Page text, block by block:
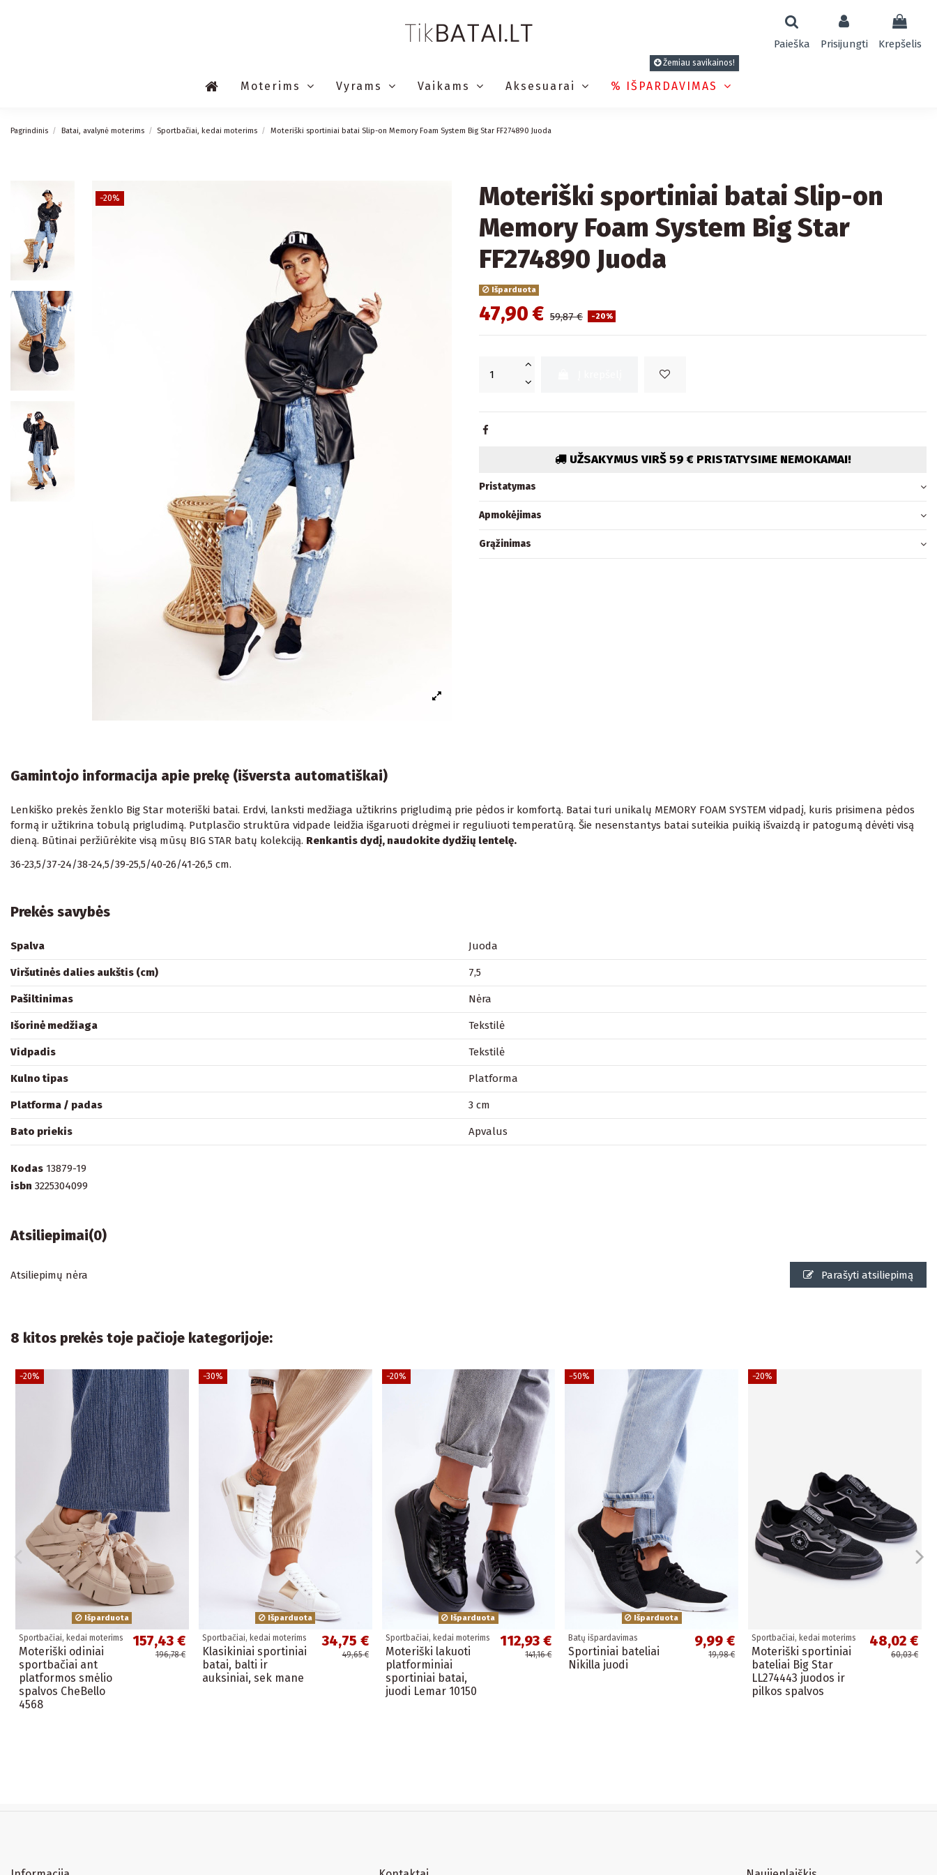
Paieška Prisijungti Krepšelis
Moterims Vyrams Vaikams Aksesuarai % IŠPARDAVIMAS
Žemiau savikainos!
Pagrindinis Batai, avalynė moterims Sportbačiai, kedai moterims Moteriški sportiniai batai Slip-on Memory Foam System Big Star FF274890 Juoda
−20%
Moteriški sportiniai batai Slip-on
Memory Foam System Big Star
FF274890 Juoda
Išparduota
47,90 € 59,87 € -20%
UŽSAKYMUS VIRŠ 59 € PRISTATYSIME NEMOKAMAI!
Pristatymas
Apmokėjimas
Grąžinimas
Gamintojo informacija apie prekę (išversta automatiškai)
Lenkiško prekės ženklo Big Star moteriški batai. Erdvi, lanksti medžiaga užtikrins prigludimą prie pėdos ir komfortą. Batai turi unikalų MEMORY FOAM SYSTEM vidpadį, kuris prisimena pėdos
formą ir užtikrina tobulą prigludimą. Putplasčio struktūra vidpade leidžia išgaruoti drėgmei ir reguliuoti temperatūrą. Šie nesenstantys batai suteikia puikią išvaizdą ir patogumą dėvėti visą
dieną. Būtinai peržiūrėkite visą mūsų BIG STAR batų kolekciją. Renkantis dydį, naudokite dydžių lentelę.
36-23,5/37-24/38-24,5/39-25,5/40-26/41-26,5 cm.
Prekės savybės
Spalva Juoda
Viršutinės dalies aukštis (cm) 7,5
Pašiltinimas Nėra
Išorinė medžiaga Tekstilė
Vidpadis Tekstilė
Kulno tipas Platforma
Platforma / padas 3 cm
Bato priekis Apvalus
Kodas 13879-19
isbn 3225304099
Atsiliepimai(0)
Atsiliepimų nėra Parašyti atsiliepimą
8 kitos prekės toje pačioje kategorijoje:
−20%
Išparduota
Sportbačiai, kedai moterims
Moteriški odiniai
sportbačiai ant
platformos smėlio
spalvos CheBello
4568
157,43 €
196,78 €
−30%
Išparduota
Sportbačiai, kedai moterims
Klasikiniai sportiniai
batai, balti ir
auksiniai, sek mane
34,75 €
49,65 €
−20%
Išparduota
Sportbačiai, kedai moterims
Moteriški lakuoti
platforminiai
sportiniai batai,
juodi Lemar 10150
112,93 €
141,16 €
−50%
Išparduota
Batų išpardavimas
Sportiniai bateliai
Nikilla juodi
9,99 €
19,98 €
−20%
Sportbačiai, kedai moterims
Moteriški sportiniai
bateliai Big Star
LL274443 juodos ir
pilkos spalvos
48,02 €
60,03 €